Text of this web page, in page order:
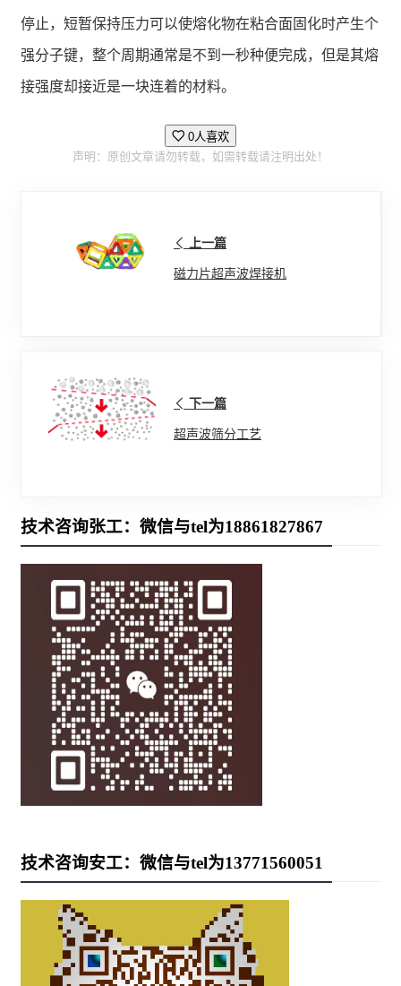
停止，短暂保持压力可以使熔化物在粘合面固化时产生个
强分子键，整个周期通常是不到一秒种便完成，但是其熔
接强度却接近是一块连着的材料。
0人喜欢
声明：原创文章请勿转载，如需转载请注明出处！
上一篇
磁力片超声波焊接机
下一篇
超声波筛分工艺
技术咨询张工：微信与tel为18861827867
技术咨询安工：微信与tel为13771560051